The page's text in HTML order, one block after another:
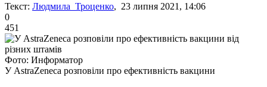
Текст: Людмила Троценко, 23 липня 2021, 14:06
0
451
Фото: Информатор
У AstraZeneca розповіли про ефективність вакцини